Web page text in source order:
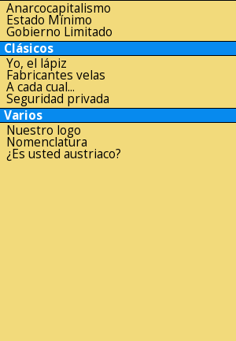
Anarcocapitalismo
Estado Mínimo
Gobierno Limitado
Clásicos
Yo, el lápiz
Fabricantes velas
A cada cual...
Seguridad privada
Varios
Nuestro logo
Nomenclatura
¿Es usted austriaco?